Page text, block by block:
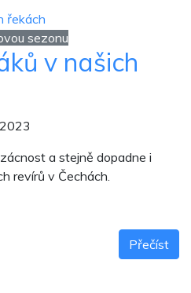
sezonu
v našich
a stejně dopadne i
revírů v Čechách.
Přečíst